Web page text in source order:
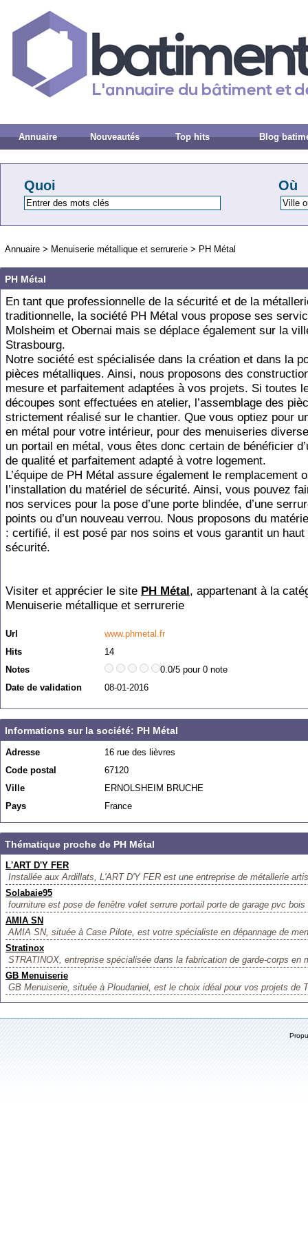
Annuaire Nouveautés Top hits Blog
Quoi Où
Annuaire > Menuiserie métallique et serrurerie > PH Métal
PH Métal
En tant que professionnelle de la sécurité et de la
traditionnelle, la société PH Métal vous propose ses
Molsheim et Obernai mais se déplace également sur la
Strasbourg.
Notre société est spécialisée dans la création et dans la
pièces métalliques. Ainsi, nous proposons des
mesure et parfaitement adaptées à vos projets. Si toutes
découpes sont effectuées en atelier, l’assemblage des
strictement réalisé sur le chantier. Que vous optiez pour
en métal pour votre intérieur, pour des menuiseries
un portail en métal, vous êtes donc certain de bénéficier
de qualité et parfaitement adapté à votre logement.
L’équipe de PH Métal assure également le remplacement
l’installation du matériel de sécurité. Ainsi, vous pouvez
nos services pour la pose d’une porte blindée, d’une
points ou d’un nouveau verrou. Nous proposons du
: certifié, il est posé par nos soins et vous garantit un haut
sécurité.
Visiter et apprécier le site PH Métal, appartenant à la
Menuiserie métallique et serrurerie
Url
www.phmetal.fr
Hits
14
Notes
0.0/5 pour 0 note
Date de validation
08-01-2016
Informations sur la société: PH Métal
Adresse
16 rue des lièvres
Code postal
67120
Ville
ERNOLSHEIM BRUCHE
Pays
France
Thématique proche de PH Métal
L'ART D'Y FER
Installée aux Ardillats, L'ART D'Y FER est une entreprise de métallerie
Solabaie95
fourniture est pose de fenêtre volet serrure portail porte de garage pvc
AMIA SN
AMIA SN, située à Case Pilote, est votre spécialiste en dépannage de
Stratinox
STRATINOX, entreprise spécialisée dans la fabrication de garde-corps en
GB Menuiserie
GB Menuiserie, située à Ploudaniel, est le choix idéal pour vos projets de